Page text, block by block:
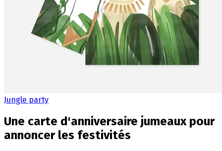
Jungle party
Une carte d'anniversaire jumeaux pour
annoncer les festivités